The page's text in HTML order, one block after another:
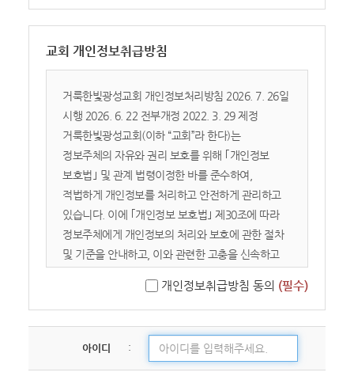
경우에는 이 약관을 변경할 수 있으며, 약관이
③ 회원가입에서 약관 사항에 동의하지 않으면
서비스 이용에 제한을 받을 수 있으며 가입자는
언제라도 이용계약을 해지할 수 있습니다.
약관의 효력 발생일 이후의 계속적인 서비스 이용은
약관의 변경사항에 동의한 것으로 간주됩 니다.
제 3 조 (약관의 적용)
① 이 약관은 거룩한빛광성교회가 제공하는
개별서비스에 관한 이용안내( 이하 서비스별 안내라
합니다) 와 함께 적용합니다.
② 이 약관에 명시되지 아니한 사항에 대해서는
관계법령 및 서비스별 안내의 취지에 따라 적용할 수
③ 회원가입시 회원의 신상정보는
거룩한빛광성교회에서 가입자에게 자료를
제공하거나 통계의 목적으로 사용할 수 있습니다.
교회 개인정보취급방침
거룩한빛광성교회 개인정보처리방침 2026. 7. 26일
시행 2026. 6. 22 전부개정 2022. 3. 29 제정
거룩한빛광성교회(이하 “교회”라 한다)는
정보주체의 자유와 권리 보호를 위해 ｢개인정보
보호법｣ 및 관계 법령이정한 바를 준수하여,
적법하게 개인정보를 처리하고 안전하게 관리하고
있습니다. 이에 ｢개인정보 보호법｣ 제30조에 따라
정보주체에게 개인정보의 처리와 보호에 관한 절차
및 기준을 안내하고, 이와 관련한 고충을 신속하고
개인정보 처리방침을 수립·공개합니다. 제1조
(개인정보의 처리 목적) 교회는 다음의 목적을
위하여 개인정보를 처리합니다. 처리하고 있는
개인정보는 다음의 목적 외의 용도로는 이용되지
않으며, 이용 목적이 변경되는 경우에는 ｢개인정보
개인정보취급방침 동의 (필수)
아이디 :